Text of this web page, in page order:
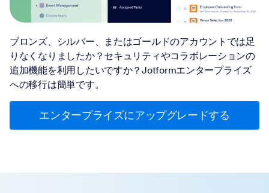
ブロンズ、シルバー、またはゴールドのアカウントでは足
りなくなりましたか？セキュリティやコラボレーションの
追加機能を利用したいですか？Jotformエンタープライズ
への移行は簡単です。
エンタープライズにアップグレードする